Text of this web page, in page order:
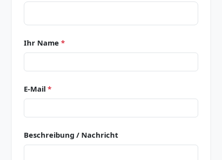
Ihr Name *
E-Mail *
Beschreibung / Nachricht